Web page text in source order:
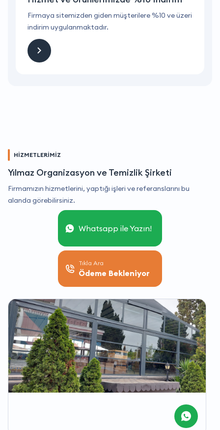
Firmaya sitemizden giden müşterilere %10 ve üzeri
indirim uygulanmaktadır.
HİZMETLERİMİZ
Yılmaz Organizasyon ve Temizlik Şirketi
Firmamızın hizmetlerini, yaptığı işleri ve referanslarını bu
alanda görebilirsiniz.
Whatsapp ile Yazın!
Tıkla Ara
Ödeme Bekleniyor